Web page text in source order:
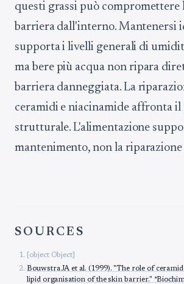
questi grassi può compromettere
barriera dall'interno. Mantenersi
supporta i livelli generali di
ma bere più acqua non ripara
barriera danneggiata. La
ceramidi e niacinamide affronta il
strutturale. L'alimentazione
mantenimento, non la riparazione
SOURCES
[object Object]
Bouwstra JA et al. (1999). "The role of
lipid organisation of the skin barrier."